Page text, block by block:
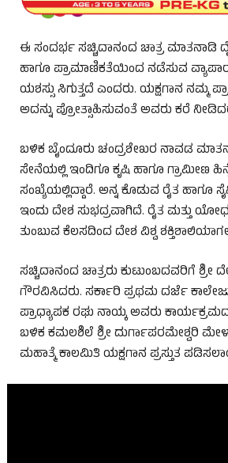
ಈ ಸಂದರ್ಭ ಸಚ್ಚಿದಾನಂದ ಚಾತ್ರ ಮಾತನಾಡಿ
ಹಾಗೂ ಪ್ರಾಮಾಣಿಕತೆಯಿಂದ ನಡೆಸುವ
ಯಶಸ್ಸು ಸಿಗುತ್ತದೆ ಎಂದರು. ಯಕ್ಷಗಾನ ನಮ್ಮ
ಅದನ್ನು ಪ್ರೋತ್ಸಾಹಿಸುವಂತೆ ಅವರು ಕರೆ
ಬಳಿಕ ಬೈಂದೂರು ಚಂದ್ರಶೇಖರ ನಾವಡ
ಸೇನೆಯಲ್ಲಿ ಇಂದಿಗೂ ಕೃಷಿ ಹಾಗೂ
ಸಂಖ್ಯೆಯಲ್ಲಿದ್ದಾರೆ. ಅನ್ನ ಕೊಡುವ ರೈತ ಹಾಗೂ
ಇಂದು ದೇಶ ಸುಭದ್ರವಾಗಿದೆ. ರೈತ ಮತ್ತು
ತುಂಬುವ ಕೆಲಸದಿಂದ ದೇಶ ವಿಶ್ವ
ಸಚ್ಚಿದಾನಂದ ಚಾತ್ರರು ಕುಟುಂಬದವರಿಗೆ
ಗೌರವಿಸಿದರು. ಸರ್ಕಾರಿ ಪ್ರಥಮ ದರ್ಜೆ
ಪ್ರಾಧ್ಯಾಪಕ ರಘು ನಾಯ್ಕ ಅವರು
ಬಳಿಕ ಕಮಲಶಿಲೆ ಶ್ರೀ ದುರ್ಗಾಪರಮೇಶ್ವರಿ
ಮಹಾತ್ಮೆ ಕಾಲಮಿತಿ ಯಕ್ಷಗಾನ ಪ್ರಸ್ತುತ